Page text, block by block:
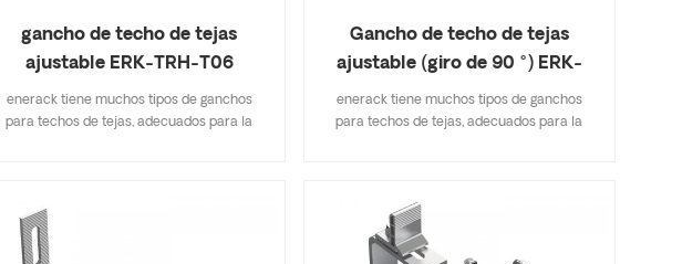
gancho de techo de tejas
ajustable ERK-TRH-T06
enerack tiene muchos tipos de ganchos
para techos de tejas, adecuados para la
importantes le ahorra costos de inventario,
rápido y fácil de instalar. enerack tiene una
gran variedad de ganchos de techo brindan
Gancho de techo de tejas
ajustable (giro de 90 °) ERK-
TRH-T07
enerack tiene muchos tipos de ganchos
para techos de tejas, adecuados para la
importantes le ahorra costos de inventario,
rápido y fácil de instalar. enerack tiene una
gran variedad de ganchos de techo brindan